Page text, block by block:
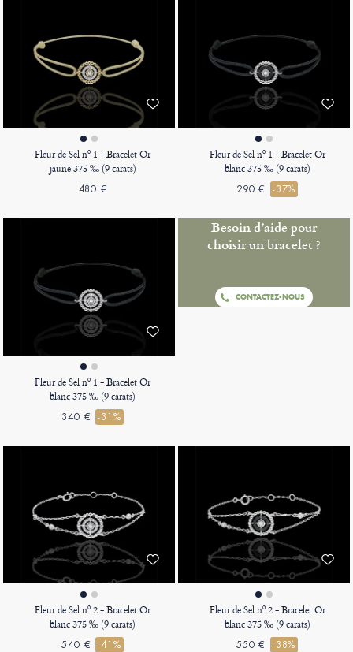
Fleur de Sel nº 1 - Bracelet Or
jaune 375 ‰ (9 carats)
480 €
Fleur de Sel nº 1 - Bracelet Or
blanc 375 ‰ (9 carats)
290 € -37%
Fleur de Sel nº 1 - Bracelet Or
blanc 375 ‰ (9 carats)
340 € -31%
Besoin d’aide pour
choisir un bracelet ?
CONTACTEZ-NOUS
Fleur de Sel nº 2 - Bracelet Or
blanc 375 ‰ (9 carats)
540 € -41%
Fleur de Sel nº 2 - Bracelet Or
blanc 375 ‰ (9 carats)
550 € -38%